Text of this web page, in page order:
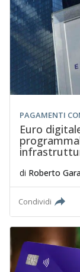
PAGAMENTI
Euro
di Roberto
Condividi